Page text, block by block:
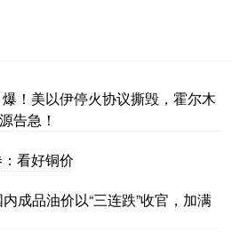
！美以伊停火协议撕毁，霍尔木
告急！
看好铜价
成品油价以“三连跌”收官，加满